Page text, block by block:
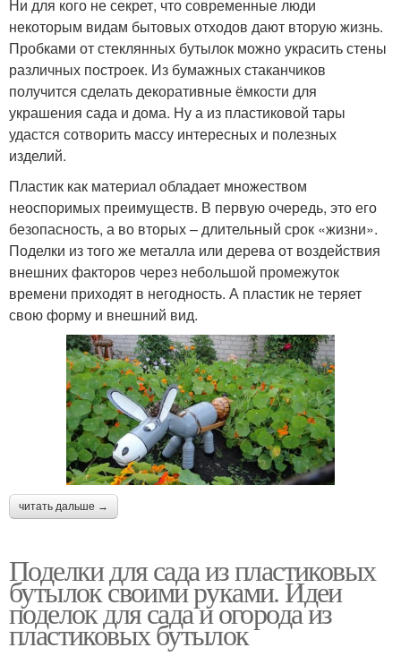
Ни для кого не секрет, что современные люди
некоторым видам бытовых отходов дают вторую жизнь.
Пробками от стеклянных бутылок можно украсить стены
различных построек. Из бумажных стаканчиков
получится сделать декоративные ёмкости для
украшения сада и дома. Ну а из пластиковой тары
удастся сотворить массу интересных и полезных
изделий.
Пластик как материал обладает множеством
неоспоримых преимуществ. В первую очередь, это его
безопасность, а во вторых – длительный срок «жизни».
Поделки из того же металла или дерева от воздействия
внешних факторов через небольшой промежуток
времени приходят в негодность. А пластик не теряет
свою форму и внешний вид.
читать дальше →
Поделки для сада из пластиковых
бутылок своими руками. Идеи
поделок для сада и огорода из
пластиковых бутылок